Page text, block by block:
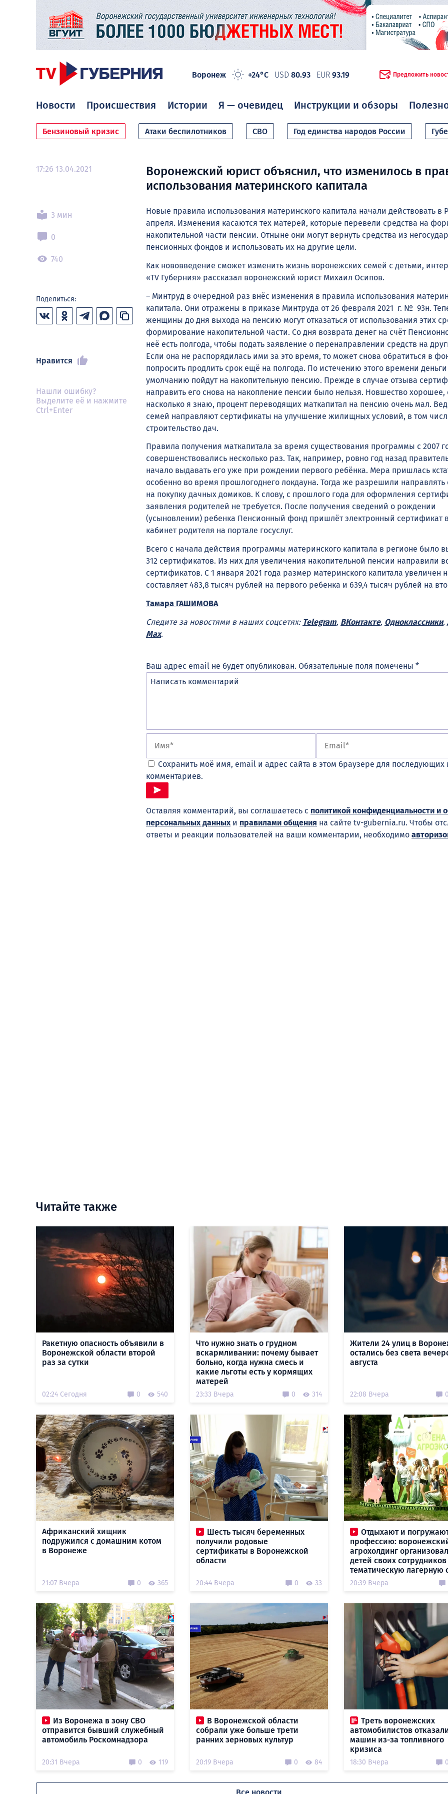
Воронеж +24°C USD 80.93 EUR 93.19 Предложить
Новости Происшествия Истории Я — очевидец Инструкции и обзоры
Бензиновый кризис Атаки беспилотников СВО Год единства народов России
17:26 13.04.2021
3 мин
0
740
Поделиться:
Нравится
Нашли ошибку?
Выделите её и нажмите
Ctrl+Enter
Воронежский юрист объяснил, что изменилось в
использования материнского капитала
Новые правила использования материнского капитала начали действовать в
апреля. Изменения касаются тех матерей, которые перевели средства на
накопительной части пенсии. Отныне они могут вернуть средства из
пенсионных фондов и использовать их на другие цели.
Как нововведение сможет изменить жизнь воронежских семей с детьми,
«TV Губерния» рассказал воронежский юрист Михаил Осипов.
– Минтруд в очередной раз внёс изменения в правила использования
капитала. Они отражены в приказе Минтруда от 26 февраля 2021 г. № 93н.
женщины до дня выхода на пенсию могут отказаться от использования этих
формирование накопительной части. Со дня возврата денег на счёт
неё есть полгода, чтобы подать заявление о перенаправлении средств на
Если она не распорядилась ими за это время, то может снова обратиться в
попросить продлить срок ещё на полгода. По истечению этого времени
умолчанию пойдут на накопительную пенсию. Прежде в случае отзыва
направить его снова на накопление пенсии было нельзя. Новшество хорошее,
насколько я знаю, процент переводящих маткапитал на пенсию очень мал.
семей направляют сертификаты на улучшение жилищных условий, в том
строительство дач.
Правила получения маткапитала за время существования программы с 2007
совершенствовались несколько раз. Так, например, ровно год назад
начало выдавать его уже при рождении первого ребёнка. Мера пришлась
особенно во время прошлогоднего локдауна. Тогда же разрешили направлять
на покупку дачных домиков. К слову, с прошлого года для оформления
заявления родителей не требуется. После получения сведений о рождении
(усыновлении) ребенка Пенсионный фонд пришлёт электронный сертификат
кабинет родителя на портале госуслуг.
Всего с начала действия программы материнского капитала в регионе было
312 сертификатов. Из них для увеличения накопительной пенсии направили
сертификатов. С 1 января 2021 года размер материнского капитала увеличен
составляет 483,8 тысяч рублей на первого ребенка и 639,4 тысяч рублей на
Тамара ГАШИМОВА
Следите за новостями в наших соцсетях: Telegram, ВКонтакте, Одноклассники,
Max.
Ваш адрес email не будет опубликован. Обязательные поля помечены *
Сохранить моё имя, email и адрес сайта в этом браузере для последующих
комментариев.
Оставляя комментарий, вы соглашаетесь с политикой конфиденциальности и
персональных данных и правилами общения на сайте tv-gubernia.ru. Чтобы
ответы и реакции пользователей на ваши комментарии, необходимо
Читайте также
Ракетную опасность объявили в
Воронежской области второй
раз за сутки
02:24 Сегодня 0 540
Что нужно знать о грудном
вскармливании: почему бывает
больно, когда нужна смесь и
какие льготы есть у кормящих
матерей
23:33 Вчера 0 314
Жители 24 улиц в
остались без света
августа
22:08 Вчера
Африканский хищник
подружился с домашним котом
в Воронеже
21:07 Вчера 0 365
Шесть тысяч беременных
получили родовые
сертификаты в Воронежской
области
20:44 Вчера 0 33
Отдыхают и
профессию:
агрохолдинг
детей своих сотрудников
тематическую лагерную
20:39 Вчера
Из Воронежа в зону СВО
отправится бывший служебный
автомобиль Роскомнадзора
20:31 Вчера 0 119
В Воронежской области
собрали уже больше трети
ранних зерновых культур
20:19 Вчера 0 84
Треть воронежских
автомобилистов
машин из-за топливного
кризиса
18:30 Вчера